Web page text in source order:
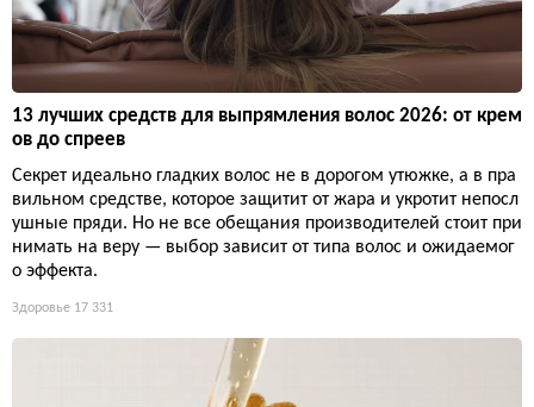
13 лучших средств для выпрямления волос 2026: от крем
ов до спреев
Секрет идеально гладких волос не в дорогом утюжке, а в пра
вильном средстве, которое защитит от жара и укротит непосл
ушные пряди. Но не все обещания производителей стоит при
нимать на веру — выбор зависит от типа волос и ожидаемог
о эффекта.
Здоровье 17 331